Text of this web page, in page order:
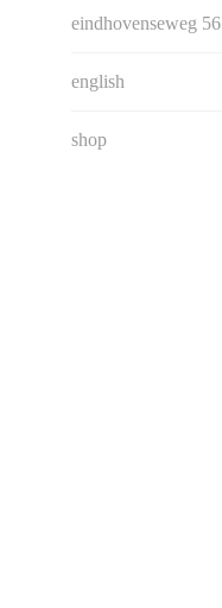
eindhovenseweg 56
english
shop